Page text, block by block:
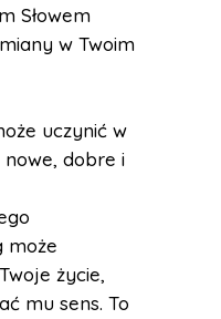
Słowem
w Twoim
uczynić w
nowe, dobre i
może
życie,
mu sens. To